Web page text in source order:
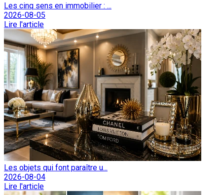
Les cinq sens en immobilier : ...
2026-08-05
Lire l'article
Les objets qui font paraître u...
2026-08-04
Lire l'article